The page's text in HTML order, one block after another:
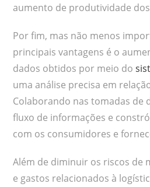
aumento de produtividade
Por fim, mas não menos
principais vantagens é o
dados obtidos por meio do
uma análise precisa em
Colaborando nas tomadas de
fluxo de informações e
com os consumidores e
Além de diminuir os riscos de
e gastos relacionados à